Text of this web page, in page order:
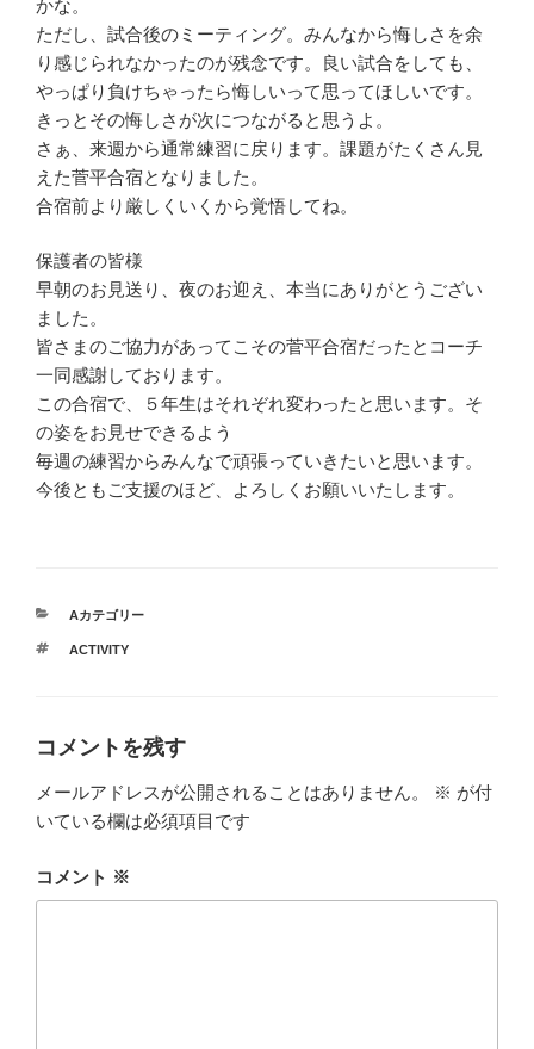
かな。
ただし、試合後のミーティング。みんなから悔しさを余
り感じられなかったのが残念です。良い試合をしても、
やっぱり負けちゃったら悔しいって思ってほしいです。
きっとその悔しさが次につながると思うよ。
さぁ、来週から通常練習に戻ります。課題がたくさん見
えた菅平合宿となりました。
合宿前より厳しくいくから覚悟してね。
保護者の皆様
早朝のお見送り、夜のお迎え、本当にありがとうござい
ました。
皆さまのご協力があってこその菅平合宿だったとコーチ
一同感謝しております。
この合宿で、５年生はそれぞれ変わったと思います。そ
の姿をお見せできるよう
毎週の練習からみんなで頑張っていきたいと思います。
今後ともご支援のほど、よろしくお願いいたします。
カ
ゴ
Aカテゴリー
タ
ACTIVITY
コメントを残す
メールアドレスが公開されることはありません。 ※ が付
いている欄は必須項目です
コメント ※